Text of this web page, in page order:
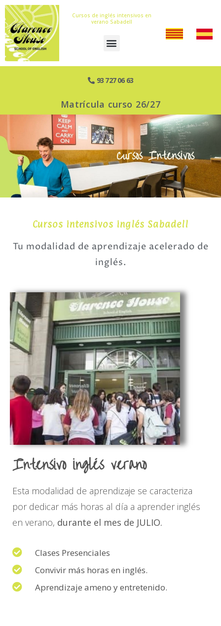
Cursos de inglés intensivos en
verano Sabadell
93 727 06 63
Matrícula curso 26/27
Cursos Intensivos
Cursos intensivos inglés Sabadell
Tu modalidad de aprendizaje acelerado de
inglés.
Intensivo inglés verano
Esta modalidad de aprendizaje se caracteriza
por dedicar más horas al día a aprender inglés
en verano, durante el mes de JULIO.
Clases Presenciales
Convivir más horas en inglés.
Aprendizaje ameno y entretenido.